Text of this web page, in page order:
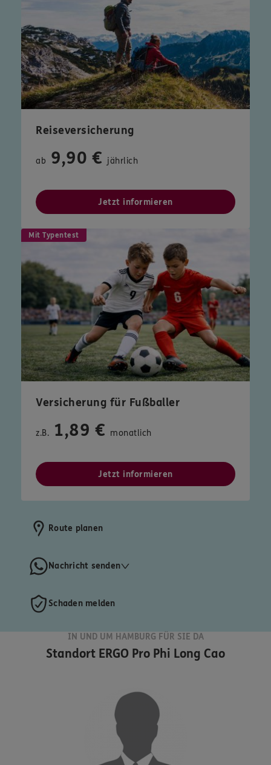
Reiseversicherung
ab 9,90 € jährlich
Jetzt informieren
Mit Typentest
Versicherung für Fußballer
z.B. 1,89 € monatlich
Jetzt informieren
Route planen
Nachricht senden
Schaden melden
IN UND UM HAMBURG FÜR SIE DA
Standort ERGO Pro Phi Long Cao